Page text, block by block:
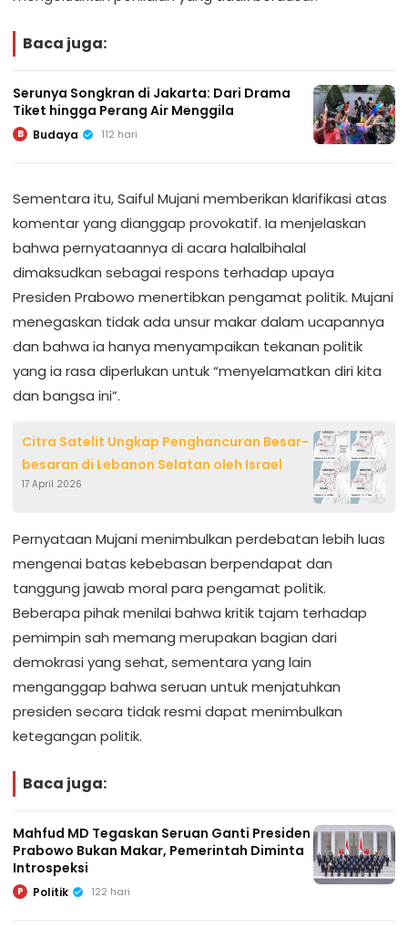
Baca juga:
Serunya Songkran di Jakarta: Dari Drama
Tiket hingga Perang Air Menggila
B Budaya 112 hari
Sementara itu, Saiful Mujani memberikan klarifikasi atas
komentar yang dianggap provokatif. Ia menjelaskan
bahwa pernyataannya di acara halalbihalal
dimaksudkan sebagai respons terhadap upaya
Presiden Prabowo menertibkan pengamat politik. Mujani
menegaskan tidak ada unsur makar dalam ucapannya
dan bahwa ia hanya menyampaikan tekanan politik
yang ia rasa diperlukan untuk “menyelamatkan diri kita
dan bangsa ini”.
Citra Satelit Ungkap Penghancuran Besar-
besaran di Lebanon Selatan oleh Israel
17 April 2026
Pernyataan Mujani menimbulkan perdebatan lebih luas
mengenai batas kebebasan berpendapat dan
tanggung jawab moral para pengamat politik.
Beberapa pihak menilai bahwa kritik tajam terhadap
pemimpin sah memang merupakan bagian dari
demokrasi yang sehat, sementara yang lain
menganggap bahwa seruan untuk menjatuhkan
presiden secara tidak resmi dapat menimbulkan
ketegangan politik.
Baca juga:
Mahfud MD Tegaskan Seruan Ganti Presiden
Prabowo Bukan Makar, Pemerintah Diminta
Introspeksi
P Politik 122 hari